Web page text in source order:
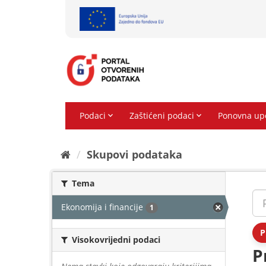
Skupovi podаtаkа
Tema
Ekonomija i financije 1
Visokovrijedni podaci